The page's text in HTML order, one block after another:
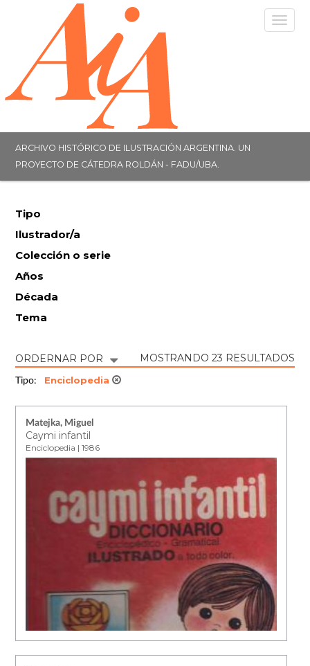
ARCHIVO HISTÓRICO DE ILUSTRACIÓN ARGENTINA. UN
PROYECTO DE CÁTEDRA ROLDÁN - FADU/UBA.
Tipo
Ilustrador/a
Colección o serie
Años
Década
Tema
ORDERNAR POR MOSTRANDO 23 RESULTADOS
Tipo: Enciclopedia
Matejka, Miguel
Caymi infantil
Enciclopedia | 1986